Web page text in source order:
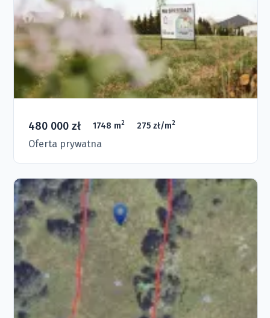
480 000 zł 1748 m2 275 zł/m2
Oferta prywatna